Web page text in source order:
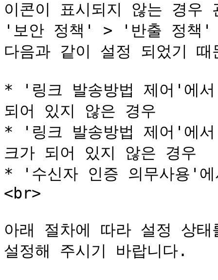
이콘이 표시되지 않는 경우
'보안 정책' > '반출 정책'
다음과 같이 설정 되었기 때
* '링크 발송방법 제어'에
되어 있지 않은 경우
* '링크 발송방법 제어'에
크가 되어 있지 않은 경우
* '수신자 인증 의무사용'
<br>
아래 절차에 따라 설정 상
설정해 주시기 바랍니다.